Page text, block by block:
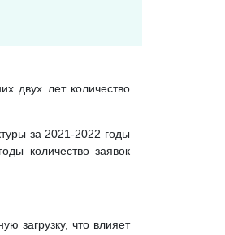
двух лет количество
за 2021-2022 годы
количество заявок
загрузку, что влияет